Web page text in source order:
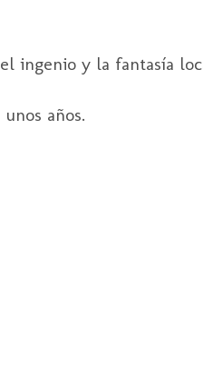
ingenio y la fantasía
años.